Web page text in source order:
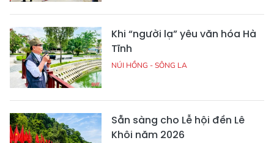
Khi “người lạ” yêu văn hóa Hà
Tĩnh
NÚI HỒNG - SÔNG LA
Sẵn sàng cho Lễ hội đền Lê
Khôi năm 2026